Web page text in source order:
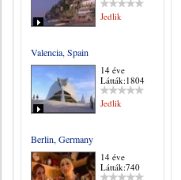
Jedlik
Valencia, Spain
14 éve
Látták:1804
Jedlik
Berlin, Germany
14 éve
Látták:740